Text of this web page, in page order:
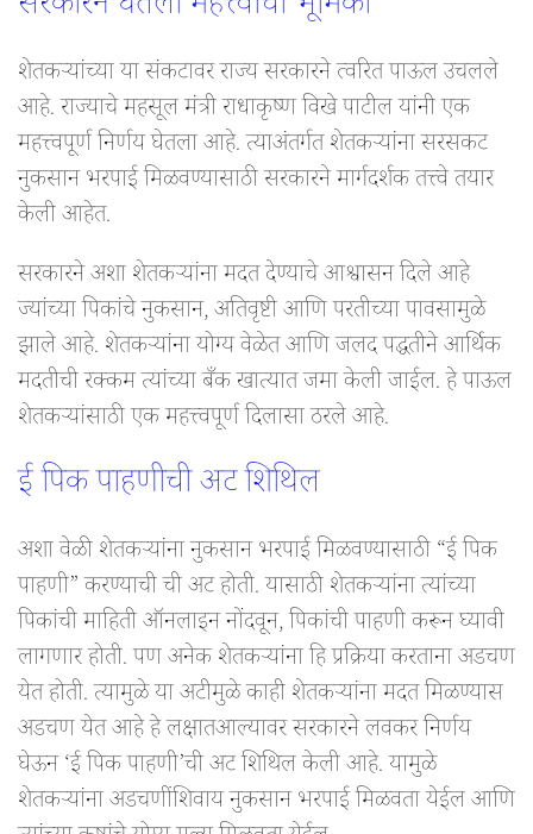
शेतकऱ्यांच्या या संकटावर राज्य सरकारने त्वरित पाऊल उचलले
आहे. राज्याचे महसूल मंत्री राधाकृष्ण विखे पाटील यांनी एक
महत्त्वपूर्ण निर्णय घेतला आहे. त्याअंतर्गत शेतकऱ्यांना सरसकट
नुकसान भरपाई मिळवण्यासाठी सरकारने मार्गदर्शक तत्त्वे तयार
केली आहेत.
सरकारने अशा शेतकऱ्यांना मदत देण्याचे आश्वासन दिले आहे
ज्यांच्या पिकांचे नुकसान, अतिवृष्टी आणि परतीच्या पावसामुळे
झाले आहे. शेतकऱ्यांना योग्य वेळेत आणि जलद पद्धतीने आर्थिक
मदतीची रक्कम त्यांच्या बँक खात्यात जमा केली जाईल. हे पाऊल
शेतकऱ्यांसाठी एक महत्त्वपूर्ण दिलासा ठरले आहे.
ई पिक पाहणीची अट शिथिल
अशा वेळी शेतकऱ्यांना नुकसान भरपाई मिळवण्यासाठी “ई पिक
पाहणी” करण्याची ची अट होती. यासाठी शेतकऱ्यांना त्यांच्या
पिकांची माहिती ऑनलाइन नोंदवून, पिकांची पाहणी करून घ्यावी
लागणार होती. पण अनेक शेतकऱ्यांना हि प्रक्रिया करताना अडचण
येत होती. त्यामुळे या अटीमुळे काही शेतकऱ्यांना मदत मिळण्यास
अडचण येत आहे हे लक्षातआल्यावर सरकारने लवकर निर्णय
घेऊन ‘ई पिक पाहणी’ची अट शिथिल केली आहे. यामुळे
शेतकऱ्यांना अडचणींशिवाय नुकसान भरपाई मिळवता येईल आणि